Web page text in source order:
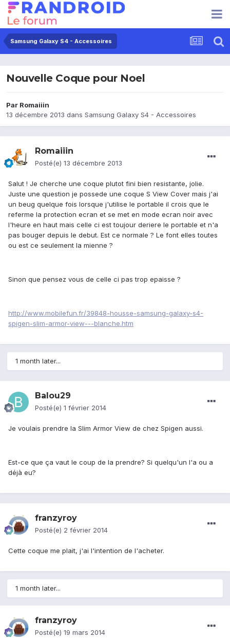
Samsung Galaxy S4 - Accessoires
Nouvelle Coque pour Noel
Par Romaiiin
13 décembre 2013 dans Samsung Galaxy S4 - Accessoires
Romaiiin
Posté(e) 13 décembre 2013
Salut ! Je cherche une coque plutot fini bien resistante, jolie.
Juste une question je possede une coque S View Cover mais j'ai
un beug quelque fois lorsque j'utilise le portable il crois que le
referme la protection ecran et se met en mode ecran noir avec
l'heure en haut mais celle ci est toujour deriere le portable et n'a
pas bouger depuis le debut. Est ce normale ? Le font elles toutes
ou est ce seulement la mienne ?
Sinon que pensez vous de celle ci pas trop epaisse ?
http://www.mobilefun.fr/39848-housse-samsung-galaxy-s4-
spigen-slim-armor-view---blanche.htm
1 month later...
Balou29
Posté(e) 1 février 2014
Je voulais prendre la Slim Armor View de chez Spigen aussi.
Est-ce que ça vaut le coup de la prendre? Si quelqu'un l'a ou a
déjà eu?
franzyroy
Posté(e) 2 février 2014
Cette coque me plait, j'ai l'intention de l'acheter.
1 month later...
franzyroy
Posté(e) 19 mars 2014